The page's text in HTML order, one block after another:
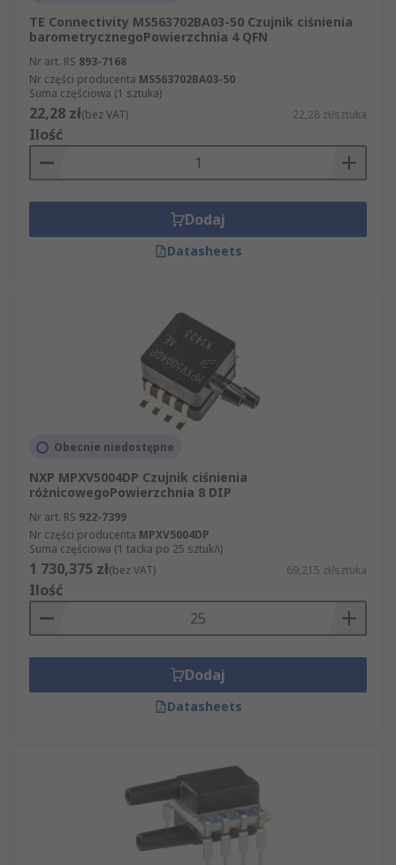
TE Connectivity MS563702BA03-50 Czujnik ciśnienia
barometrycznegoPowierzchnia 4 QFN
Nr art. RS 893-7168
Nr części producenta MS563702BA03-50
Suma częściowa (1 sztuka)
22,28 zł(bez VAT) 22,28 zł/sztuka
Ilość
Dodaj
Datasheets
Obecnie niedostępne
NXP MPXV5004DP Czujnik ciśnienia
różnicowegoPowierzchnia 8 DIP
Nr art. RS 922-7399
Nr części producenta MPXV5004DP
Suma częściowa (1 tacka po 25 sztuk/i)
1 730,375 zł(bez VAT) 69,215 zł/sztuka
Ilość
Dodaj
Datasheets